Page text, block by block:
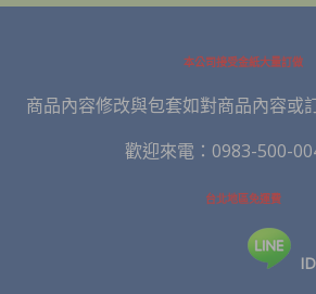
本公司接受金紙大量訂做
商品內容修改與包套如對商品內容或
歡迎來電：0983-500-
台北地區免運費